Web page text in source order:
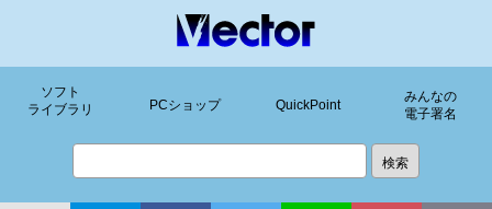
ソフト
ライブラリ
PCショップ QuickPoint
みんなの
電子署名